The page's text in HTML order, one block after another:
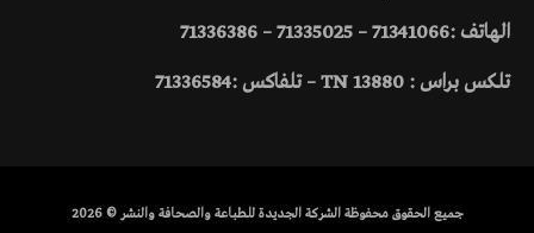
الهاتف :71341066 – 71335025 – 71336386
تلكس براس : 13880 TN – تلفاكس :71336584
جميع الحقوق محفوظة الشركة الجديدة للطباعة والصحافة والنشر © 2026